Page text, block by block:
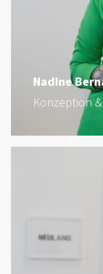
Nadine
Konzeption